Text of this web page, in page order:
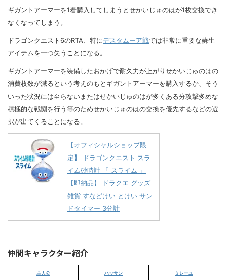
ギガントアーマーを1着購入してしまうとせかいじゅのはが1枚交換でき
なくなってしまう。
ドラゴンクエスト6のRTA、特にデスタムーア戦では非常に重要な蘇生
アイテムを一つ失うことになる。
ギガントアーマーを装備したおかげで耐久力が上がりせかいじゅのはの
消費枚数が減るという考えのもとギガントアーマーを購入するか、そう
いった状況には至らないまたはせかいじゅのはが多くある分攻撃多めな
積極的な戦闘を行う等のためせかいじゅのはの交換を優先するなどの選
択が出てくることになる。
【オフィシャルショップ限
定】 ドラゴンクエスト スラ
イム砂時計 「 スライム 」
【即納品】 ドラクエ グッズ
雑貨 すなどけい とけい サン
ドタイマー 3分計
仲間キャラクター紹介
主人公 ハッサン ミレーユ